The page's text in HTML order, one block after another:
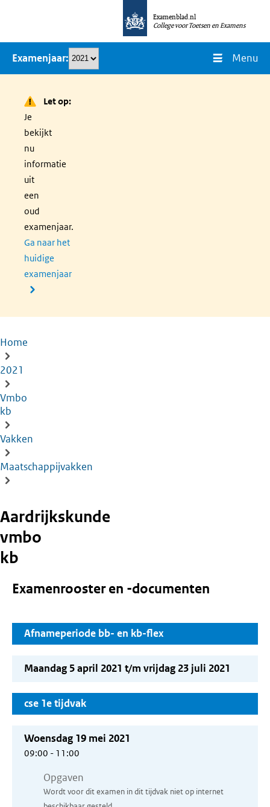
naar
inhoud
Examenblad.nl
College voor Toetsen en Examens
Examenjaar Menu
Let op:
Je
bekijkt
nu
informatie
uit
een
oud
examenjaar.
Ga naar het
huidige
examenjaar
Kruimelpad
Home
2021
Vmbo
kb
Vakken
Maatschappijvakken
Aardrijkskunde
vmbo
kb
Examenrooster en -documenten
Afnameperiode bb- en kb-flex
Maandag 5 april 2021 t/m vrijdag 23 juli 2021
cse 1e tijdvak
Woensdag 19 mei 2021
09:00 - 11:00
Opgaven
Wordt voor dit examen in dit tijdvak niet op internet